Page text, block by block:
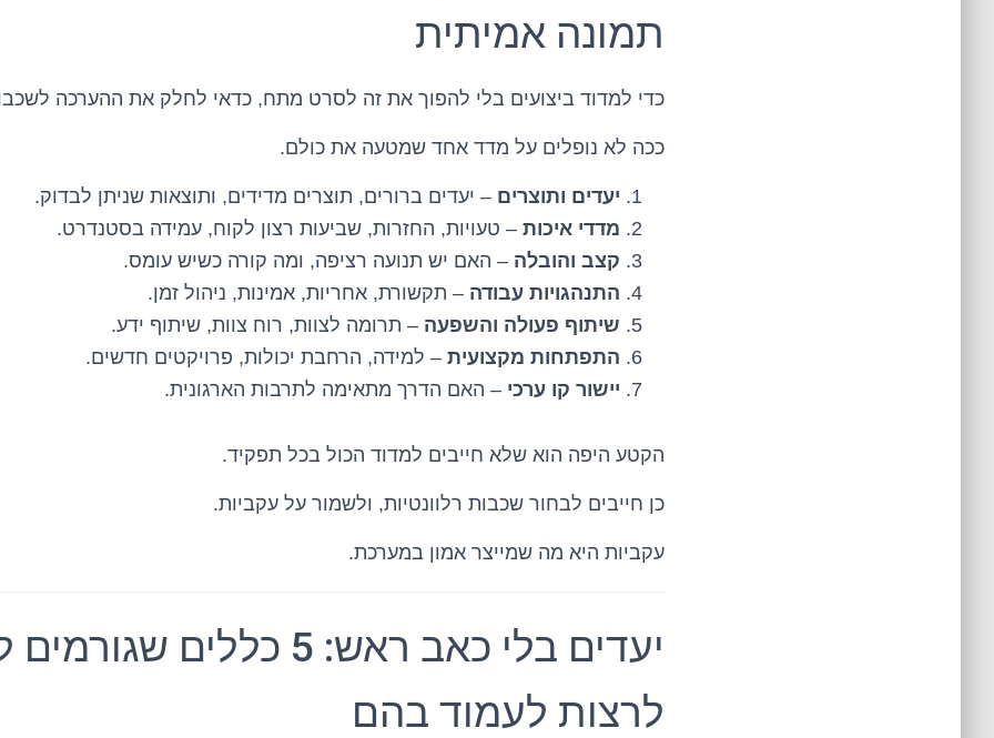
תמונה אמיתית
כדי למדוד ביצועים בלי להפוך את זה לסרט מתח, כדאי לחלק את ההערכה
ככה לא נופלים על מדד אחד שמטעה את כולם.
יעדים ותוצרים – יעדים ברורים, תוצרים מדידים, ותוצאות שניתן לבדוק.
מדדי איכות – טעויות, החזרות, שביעות רצון לקוח, עמידה בסטנדרט.
קצב והובלה – האם יש תנועה רציפה, ומה קורה כשיש עומס.
התנהגויות עבודה – תקשורת, אחריות, אמינות, ניהול זמן.
שיתוף פעולה והשפעה – תרומה לצוות, רוח צוות, שיתוף ידע.
התפתחות מקצועית – למידה, הרחבת יכולות, פרויקטים חדשים.
יישור קו ערכי – האם הדרך מתאימה לתרבות הארגונית.
הקטע היפה הוא שלא חייבים למדוד הכול בכל תפקיד.
כן חייבים לבחור שכבות רלוונטיות, ולשמור על עקביות.
עקביות היא מה שמייצר אמון במערכת.
יעדים בלי כאב ראש: 5 כללים
לרצות לעמוד בהם